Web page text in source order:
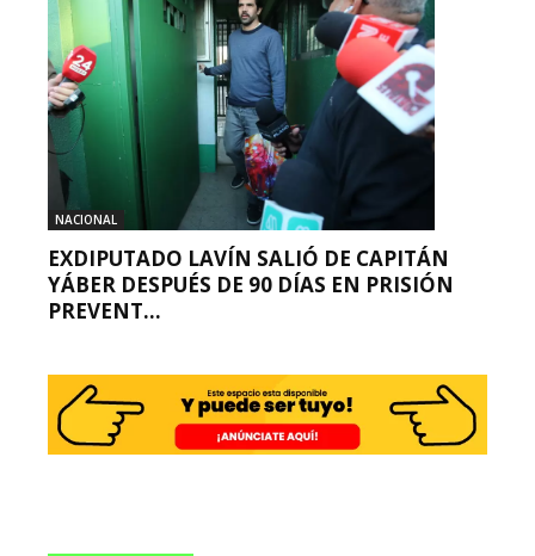
NACIONAL
EXDIPUTADO LAVÍN SALIÓ DE CAPITÁN
YÁBER DESPUÉS DE 90 DÍAS EN PRISIÓN
PREVENT...